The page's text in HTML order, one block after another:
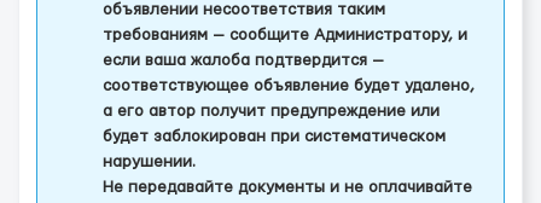
объявлении несоответствия таким
требованиям — сообщите Администратору, и
если ваша жалоба подтвердится —
соответствующее объявление будет удалено,
а его автор получит предупреждение или
будет заблокирован при систематическом
нарушении.
Не передавайте документы и не оплачивайте